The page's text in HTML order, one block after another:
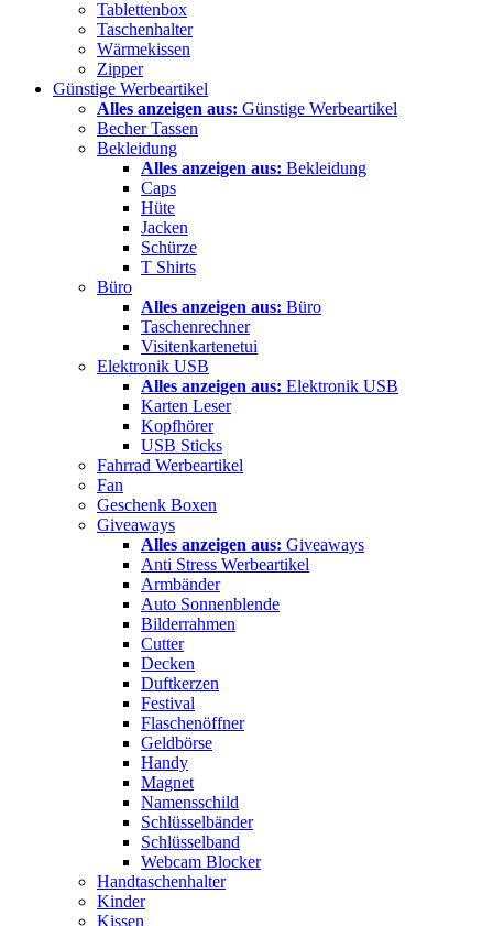
Tablettenbox
Taschenhalter
Wärmekissen
Zipper
Günstige Werbeartikel
Alles anzeigen aus: Günstige Werbeartikel
Becher Tassen
Bekleidung
Alles anzeigen aus: Bekleidung
Caps
Hüte
Jacken
Schürze
T Shirts
Büro
Alles anzeigen aus: Büro
Taschenrechner
Visitenkartenetui
Elektronik USB
Alles anzeigen aus: Elektronik USB
Karten Leser
Kopfhörer
USB Sticks
Fahrrad Werbeartikel
Fan
Geschenk Boxen
Giveaways
Alles anzeigen aus: Giveaways
Anti Stress Werbeartikel
Armbänder
Auto Sonnenblende
Bilderrahmen
Cutter
Decken
Duftkerzen
Festival
Flaschenöffner
Geldbörse
Handy
Magnet
Namensschild
Schlüsselbänder
Schlüsselband
Webcam Blocker
Handtaschenhalter
Kinder
Kissen